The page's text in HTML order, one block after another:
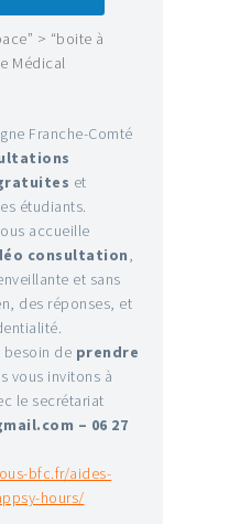
> “boite à
Médical
Franche-Comté
et
étudiants.
accueille
consultation,
et sans
des réponses, et
besoin de prendre
vous invitons à
le secrétariat
– 06 27
bfc.fr/aides-
hours/